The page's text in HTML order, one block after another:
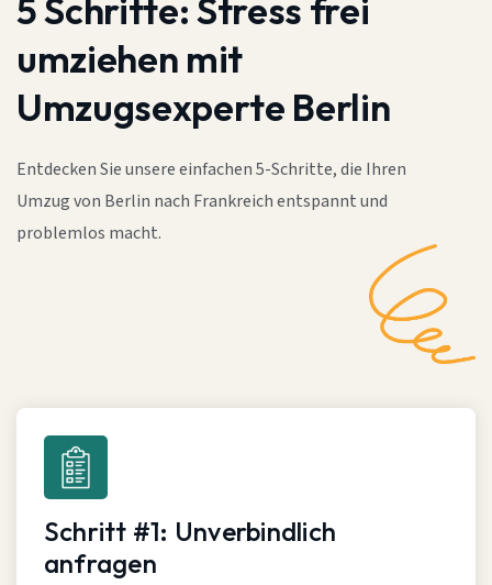
5 Schritte:Stress frei
umziehen mit
Umzugsexperte Berlin
Entdecken Sie unsere einfachen 5-Schritte, die Ihren
Umzug von Berlin nach Frankreich entspannt und
problemlos macht.
Schritt #1: Unverbindlich
anfragen